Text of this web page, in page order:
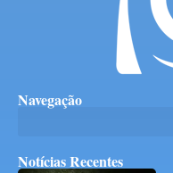
Navegação
Notícias Recentes